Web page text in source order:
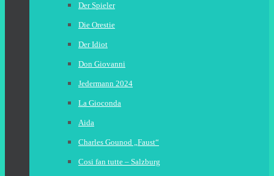
Der Spieler
Die Orestie
Der Idiot
Don Giovanni
Jedermann 2024
La Gioconda
Aida
Charles Gounod „Faust“
Cosi fan tutte – Salzburg